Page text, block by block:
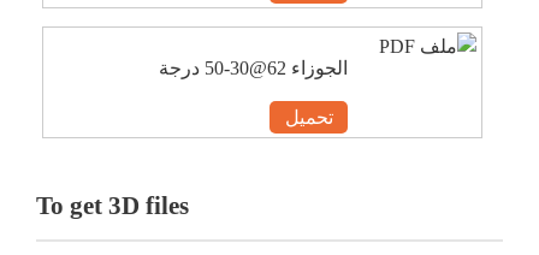
الجوزاء 62@30-50 درجة
تحميل
To get 3D files